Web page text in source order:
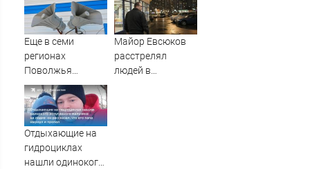
России
Еще в семи
регионах
Поволжья
объявлена
ракетная
опасность -
Новости на
Майор Евсюков
расстрелял
людей в
Отдыхающие на
гидроциклах
нашли одинокого